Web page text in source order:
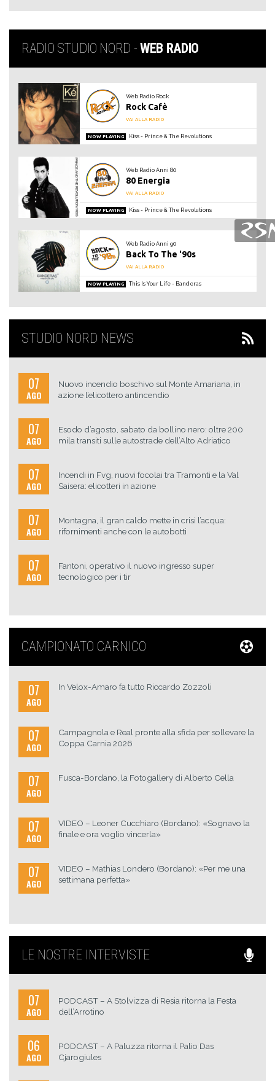
RADIO STUDIO NORD - WEB RADIO
Web Radio Rock
Rock Cafè
VAI ALLA RADIO
NOW PLAYING Kiss Prince & The Revolutions
Web Radio Anni 80
80 Energia
VAI ALLA RADIO
NOW PLAYING Kiss Prince & The Revolutions
Web Radio Anni 90
Back To The '90s
VAI ALLA RADIO
NOW PLAYING This Is Your Life Banderas
STUDIO NORD NEWS
07
AGO
Nuovo incendio boschivo sul Monte Amariana, in
azione l’elicottero antincendio
07
AGO
Esodo d’agosto, sabato da bollino nero: oltre 200
mila transiti sulle autostrade dell’Alto Adriatico
07
AGO
Incendi in Fvg, nuovi focolai tra Tramonti e la Val
Saisera: elicotteri in azione
07
AGO
Montagna, il gran caldo mette in crisi l’acqua:
rifornimenti anche con le autobotti
07
AGO
Fantoni, operativo il nuovo ingresso super
tecnologico per i tir
CAMPIONATO CARNICO
07
AGO
In Velox-Amaro fa tutto Riccardo Zozzoli
07
AGO
Campagnola e Real pronte alla sfida per sollevare la
Coppa Carnia 2026
07
AGO
Fusca-Bordano, la Fotogallery di Alberto Cella
07
AGO
VIDEO – Leoner Cucchiaro (Bordano): «Sognavo la
finale e ora voglio vincerla»
07
AGO
VIDEO – Mathias Londero (Bordano): «Per me una
settimana perfetta»
LE NOSTRE INTERVISTE
07
AGO
PODCAST – A Stolvizza di Resia ritorna la Festa
dell’Arrotino
06
AGO
PODCAST – A Paluzza ritorna il Palio Das
Cjarogiules